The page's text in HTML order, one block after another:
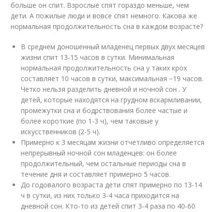
больше он спит. Взрослые спят гораздо меньше, чем
дети. А пожилые люди и вовсе спят немного. Какова же
нормальная продолжительность сна в каждом возрасте?
В среднем доношенный младенец первых двух месяцев
жизни спит 13-15 часов в сутки. Минимальная
нормальная продолжительность сна у таких крох
составляет 10 часов в сутки, максимальная −19 часов.
Четко нельзя разделить дневной и ночной сон . У
детей, которые находятся на грудном вскармливании,
промежутки сна и бодрствования более частые и
более короткие (по 1-3 ч), чем таковые у
искусственников (2-5 ч).
Примерно к 3 месяцам жизни отчетливо определяется
непрерывный ночной сон младенцев: он более
продолжительный, чем остальные периоды сна в
течение дня и составляет примерно 5 часов.
До годовалого возраста дети спят примерно по 13-14
ч в сутки, из них только 3-4 часа приходится на
дневной сон. Кто-то из детей спит 3-4 раза по 40-60